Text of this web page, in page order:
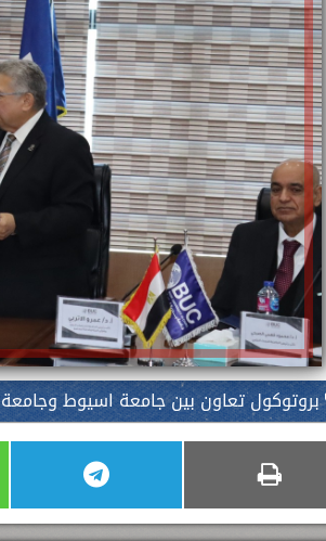
بروتوكول تعاون بين جامعة اسيوط وجامعة